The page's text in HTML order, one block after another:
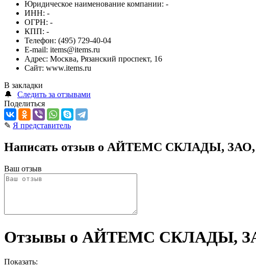
Юридическое наименование компании: -
ИНН: -
ОГРН: -
КПП: -
Телефон: (495) 729-40-04
E-mail: items@items.ru
Адрес: Москва, Рязанский проспект, 16
Сайт: www.items.ru
В закладки
🔔
Следить за отзывами
Поделиться
✎ Я представитель
Написать отзыв о АЙТЕМС СКЛАДЫ, ЗАО,
Ваш отзыв
Отзывы о АЙТЕМС СКЛАДЫ,
Показать: